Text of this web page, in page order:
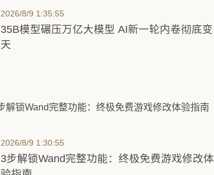
2026/8/9 1:35:55
35B模型碾压万亿大模型 AI新一轮内卷彻底变
天
2026/8/9 1:30:55
3步解锁Wand完整功能：终极免费游戏修改体